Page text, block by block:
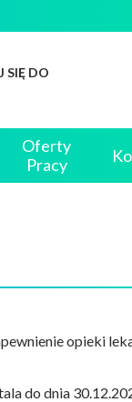
SIĘ DO
Oferty
Pracy
opieki
do dnia